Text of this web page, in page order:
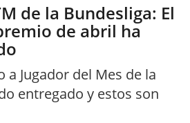
de la Bundesliga: El
de abril ha
Jugador del Mes de la
entregado y estos son